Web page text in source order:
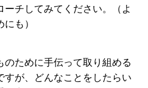
チしてみてください。（よ
も）
のために手伝って取り組める
すが、どんなことをしたらい